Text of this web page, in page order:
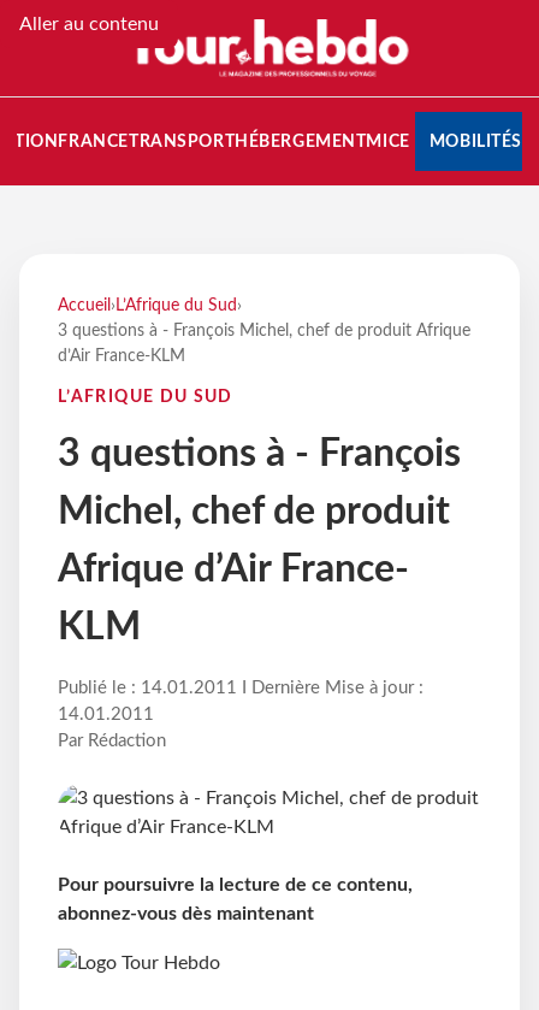
Aller au contenu
FRANCETRANSPORT HÉBERGEMENTMICE MOBILITÉS
Accueil › L’Afrique du Sud ›
3 questions à - François Michel, chef de produit Afrique
d’Air France-KLM
L’AFRIQUE DU SUD
3 questions à - François
Michel, chef de produit
Afrique d’Air France-
KLM
Publié le : 14.01.2011 I Dernière Mise à jour :
14.01.2011
Par Rédaction
Pour poursuivre la lecture de ce contenu,
abonnez-vous dès maintenant